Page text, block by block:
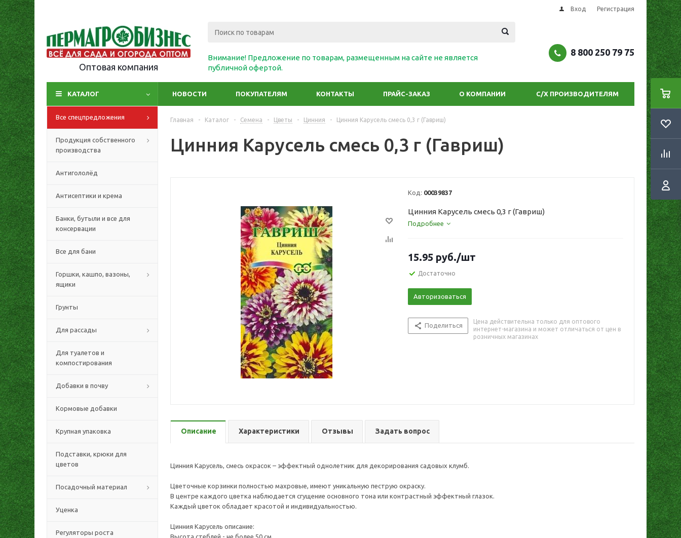
Вход Регистрация
Оптовая компания
Внимание! Предложение по товарам, размещенным на сайте не является
публичной офертой.
8 800 250 79 75
КАТАЛОГ НОВОСТИ ПОКУПАТЕЛЯМ КОНТАКТЫ ПРАЙС-ЗАКАЗ О КОМПАНИИ С/Х ПРОИЗВОДИТЕЛЯМ
Все спецпредложения
Продукция собственного
производства
Антигололёд
Антисептики и крема
Банки, бутыли и все для
консервации
Все для бани
Горшки, кашпо, вазоны,
ящики
Грунты
Для рассады
Для туалетов и
компостирования
Добавки в почву
Кормовые добавки
Крупная упаковка
Подставки, крюки для
цветов
Посадочный материал
Уценка
Регуляторы роста
Главная - Каталог - Семена - Цветы - Цинния - Цинния Карусель смесь 0,3 г (Гавриш)
Цинния Карусель смесь 0,3 г (Гавриш)
Код: 00039837
Цинния Карусель смесь 0,3 г (Гавриш)
Подробнее
15.95 руб./шт
Достаточно
Авторизоваться
Поделиться
Цена действительна только для оптового
интернет-магазина и может отличаться от цен в
розничных магазинах
Описание Характеристики Отзывы Задать вопрос
Цинния Карусель, смесь окрасок – эффектный однолетник для декорирования садовых клумб.
Цветочные корзинки полностью махровые, имеют уникальную пеструю окраску.
В центре каждого цветка наблюдается сгущение основного тона или контрастный эффектный глазок.
Каждый цветок обладает красотой и индивидуальностью.
Цинния Карусель описание:
Высота стеблей - не более 50 см.